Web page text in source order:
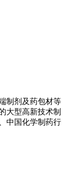
制剂及药包材等
大型高新技术制
中国化学制药行